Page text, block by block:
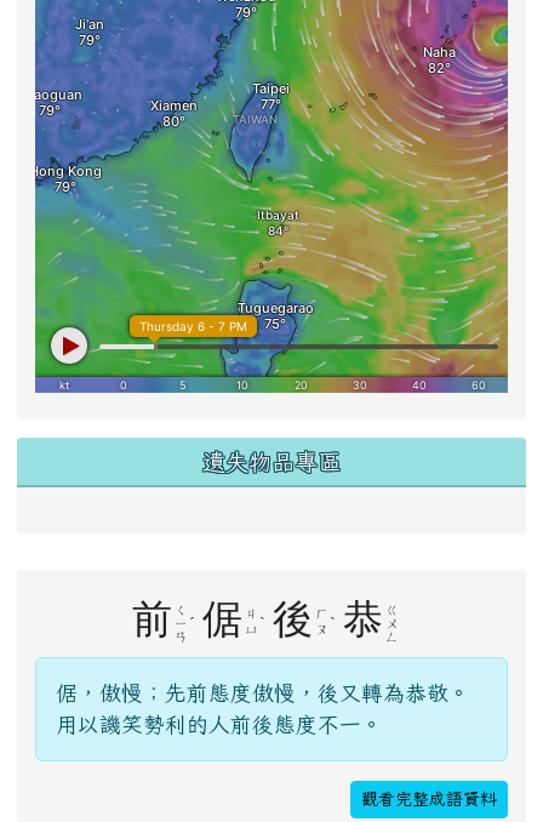
遺失物品專區
前 ㄑ
ㄧ
ㄢ
ˊ 倨 ㄐ
ㄩ ˋ 後 ㄏ
ㄡ ˋ 恭 ㄍ
ㄨ
ㄥ
倨，傲慢；先前態度傲慢，後又轉為恭敬。
用以譏笑勢利的人前後態度不一。
觀看完整成語資料